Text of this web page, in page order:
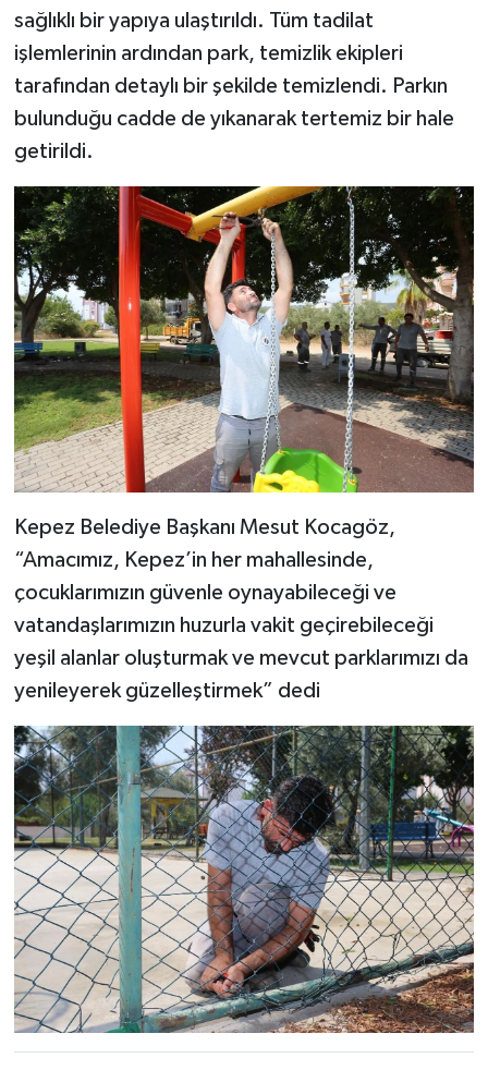
sağlıklı bir yapıya ulaştırıldı. Tüm tadilat
işlemlerinin ardından park, temizlik ekipleri
tarafından detaylı bir şekilde temizlendi. Parkın
bulunduğu cadde de yıkanarak tertemiz bir hale
getirildi.
Kepez Belediye Başkanı Mesut Kocagöz,
“Amacımız, Kepez’in her mahallesinde,
çocuklarımızın güvenle oynayabileceği ve
vatandaşlarımızın huzurla vakit geçirebileceği
yeşil alanlar oluşturmak ve mevcut parklarımızı da
yenileyerek güzelleştirmek” dedi